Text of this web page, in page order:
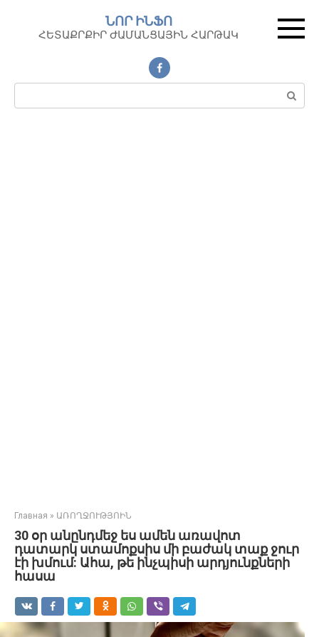
контенту
ՆՈՐ ԻՆՖՈ
ՀԵՏԱՔՐՔԻՐ ԺԱՄԱՆՑԱՅԻՆ ՀԱՐԹԱԿ
Поиск:
Главная » ԱՌՈՂՋՈՒԹՅՈԻՆ
30 օր անընդմեջ ես ամեն առավոտ
դատարկ ստամոքսիս մի բաժակ տաք ջուր
էի խմում: Ահա, թե ինչպիսի արդյունքների
հասա